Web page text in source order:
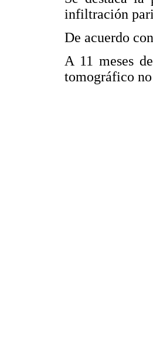
infiltración
De acuerdo
A 11 meses
tomográfico